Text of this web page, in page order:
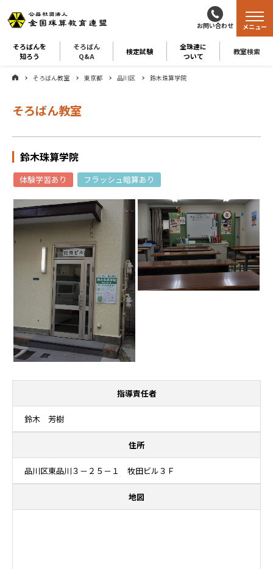
お問い合わせ
そろばんを
知ろう
そろばん
Q&A
検定試験
全珠連に
ついて
教室検索
メニュー
そろばん教室 東京都 品川区 鈴木珠算学院
そろばん教室
鈴木珠算学院
体験学習あり フラッシュ暗算あり
指導責任者
鈴木 芳樹
住所
品川区東品川３－２５－１ 牧田ビル３Ｆ
地図